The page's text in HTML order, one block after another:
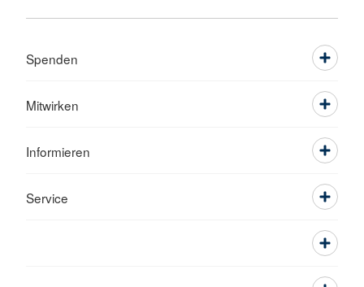
Spenden
Mitwirken
Informieren
Service